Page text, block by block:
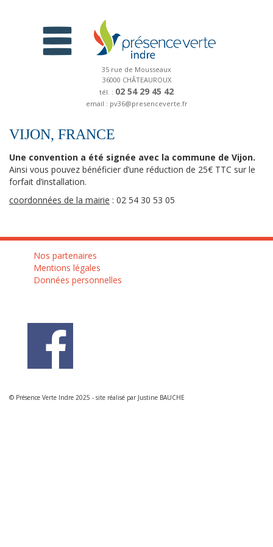
35 rue de Mousseaux
36000 CHÂTEAUROUX
tél. : 02 54 29 45 42
email : pv36@presenceverte.fr
VIJON, FRANCE
Une convention a été signée avec la commune de Vijon.
Ainsi vous pouvez bénéficier d’une réduction de 25€ TTC sur le
forfait d’installation.
coordonnées de la mairie : 02 54 30 53 05
Nos partenaires
Mentions légales
Données personnelles
© Présence Verte Indre 2025 - site réalisé par Justine BAUCHE